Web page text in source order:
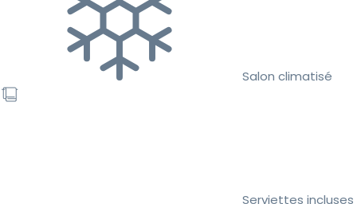
Salon climatisé
Serviettes incluses